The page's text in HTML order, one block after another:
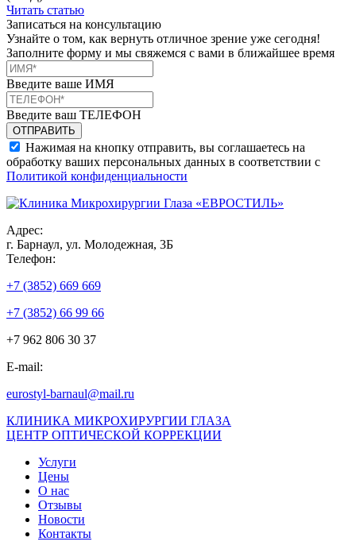
Читать статью
Записаться на консультацию
Узнайте о том, как вернуть отличное зрение уже сегодня!
Заполните форму и мы свяжемся с вами в ближайшее время
Введите ваше ИМЯ
Введите ваш ТЕЛЕФОН
Нажимая на кнопку отправить, вы соглашаетесь на
обработку ваших персональных данных в соответствии с
Политикой конфиденциальности
Адрес:
г. Барнаул, ул. Молодежная, 3Б
Телефон:
+7 (3852) 669 669
+7 (3852) 66 99 66
+7 962 806 30 37
E-mail:
eurostyl-barnaul@mail.ru
КЛИНИКА МИКРОХИРУРГИИ ГЛАЗА
ЦЕНТР ОПТИЧЕСКОЙ КОРРЕКЦИИ
Услуги
Цены
О нас
Отзывы
Новости
Контакты